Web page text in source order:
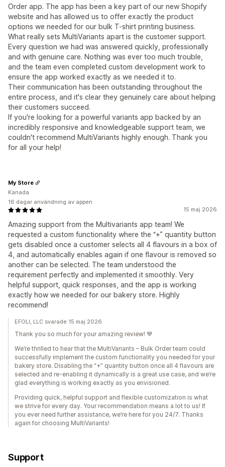
Order app. The app has been a key part of our new Shopify
website and has allowed us to offer exactly the product
options we needed for our bulk T-shirt printing business.
What really sets MultiVariants apart is the customer support.
Every question we had was answered quickly, professionally
and with genuine care. Nothing was ever too much trouble,
and the team even completed custom development work to
ensure the app worked exactly as we needed it to.
Their communication has been outstanding throughout the
entire process, and it's clear they genuinely care about helping
their customers succeed.
If you're looking for a powerful variants app backed by an
incredibly responsive and knowledgeable support team, we
couldn't recommend MultiVariants highly enough. Thank you
for all your help!
15 maj 2026
Amazing support from the Multivariants app team! We
requested a custom functionality where the “+” quantity button
gets disabled once a customer selects all 4 flavours in a box of
4, and automatically enables again if one flavour is removed so
another can be selected. The team understood the
requirement perfectly and implemented it smoothly. Very
helpful support, quick responses, and the app is working
exactly how we needed for our bakery store. Highly
recommend!
My Store
Kanada
16 dagar användning av appen
EFOLI, LLC svarade 15 maj 2026
Thank you so much for your amazing review! 💙
We’re thrilled to hear that the MultiVariants – Bulk Order team could
successfully implement the custom functionality you needed for your
bakery store. Disabling the “+” quantity button once all 4 flavours are
selected and re-enabling it dynamically is a great use case, and we’re
glad everything is working exactly as you envisioned.
Providing quick, helpful support and flexible customization is what
we strive for every day. Your recommendation means a lot to us! If
you ever need further assistance, we’re here for you 24/7. Thanks
again for choosing MultiVariants!
Support